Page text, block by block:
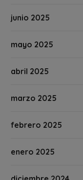
junio 2025
mayo 2025
abril 2025
marzo 2025
febrero 2025
enero 2025